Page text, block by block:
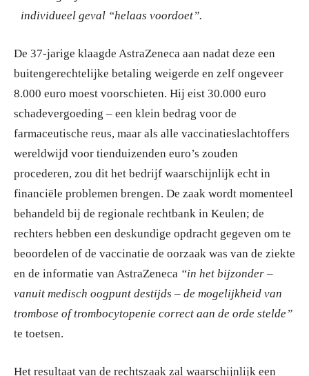
individueel geval “helaas voordoet”.
De 37-jarige klaagde AstraZeneca aan nadat deze een
buitengerechtelijke betaling weigerde en zelf ongeveer
8.000 euro moest voorschieten. Hij eist 30.000 euro
schadevergoeding – een klein bedrag voor de
farmaceutische reus, maar als alle vaccinatieslachtoffers
wereldwijd voor tienduizenden euro’s zouden
procederen, zou dit het bedrijf waarschijnlijk echt in
financiële problemen brengen. De zaak wordt momenteel
behandeld bij de regionale rechtbank in Keulen; de
rechters hebben een deskundige opdracht gegeven om te
beoordelen of de vaccinatie de oorzaak was van de ziekte
en de informatie van AstraZeneca “in het bijzonder –
vanuit medisch oogpunt destijds – de mogelijkheid van
trombose of trombocytopenie correct aan de orde stelde”
te toetsen.
Het resultaat van de rechtszaak zal waarschijnlijk een